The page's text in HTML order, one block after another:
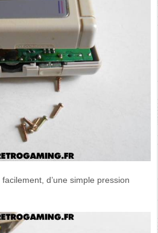
d’une simple pression